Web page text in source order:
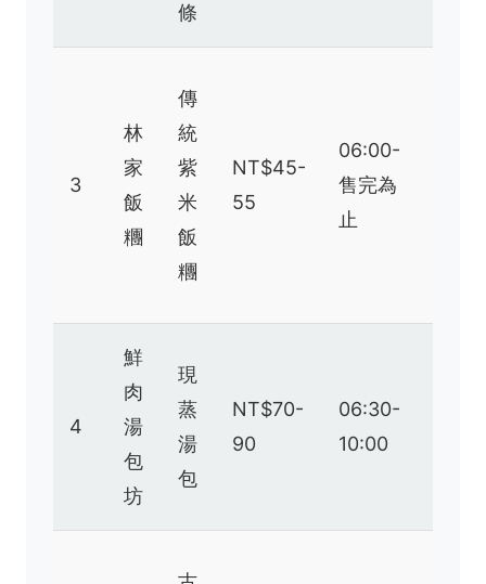
條
3
林
家
飯
糰
傳
統
紫
米
飯
糰
NT$45-
55
06:00-
售完為
止
4
鮮
肉
湯
包
坊
現
蒸
湯
包
NT$70-
90
06:30-
10:00